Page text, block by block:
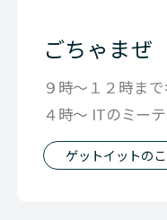
ごちゃまぜ
９時〜１２時ま
４時〜 ITのミー
ミーティング で
ゲットイットの